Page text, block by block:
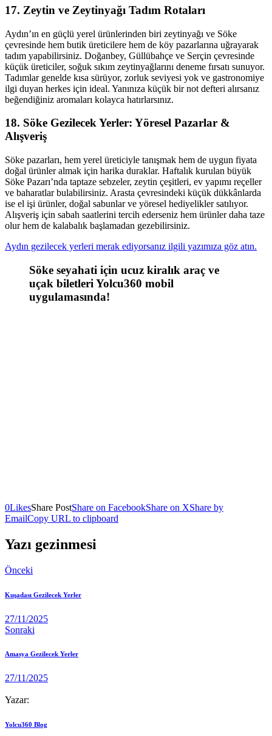
17. Zeytin ve Zeytinyağı Tadım Rotaları
Aydın’ın en güçlü yerel ürünlerinden biri zeytinyağı ve Söke
çevresinde hem butik üreticilere hem de köy pazarlarına uğrayarak
tadım yapabilirsiniz. Doğanbey, Güllübahçe ve Serçin çevresinde
küçük üreticiler, soğuk sıkım zeytinyağlarını deneme fırsatı sunuyor.
Tadımlar genelde kısa sürüyor, zorluk seviyesi yok ve gastronomiye
ilgi duyan herkes için ideal. Yanınıza küçük bir not defteri alırsanız
beğendiğiniz aromaları kolayca hatırlarsınız.
18. Söke Gezilecek Yerler: Yöresel Pazarlar &
Alışveriş
Söke pazarları, hem yerel üreticiyle tanışmak hem de uygun fiyata
doğal ürünler almak için harika duraklar. Haftalık kurulan büyük
Söke Pazarı’nda taptaze sebzeler, zeytin çeşitleri, ev yapımı reçeller
ve baharatlar bulabilirsiniz. Arasta çevresindeki küçük dükkânlarda
ise el işi ürünler, doğal sabunlar ve yöresel hediyelikler satılıyor.
Alışveriş için sabah saatlerini tercih ederseniz hem ürünler daha taze
olur hem de kalabalık başlamadan gezebilirsiniz.
Aydın gezilecek yerleri merak ediyorsanız ilgili yazımıza göz atın.
Söke seyahati için ucuz kiralık araç ve
uçak biletleri Yolcu360 mobil
uygulamasında!
0LikesShare PostShare on FacebookShare on XShare by
EmailCopy URL to clipboard
Yazı gezinmesi
Önceki
Kuşadası Gezilecek Yerler
27/11/2025
Sonraki
Amasya Gezilecek Yerler
27/11/2025
Yazar:
Yolcu360 Blog